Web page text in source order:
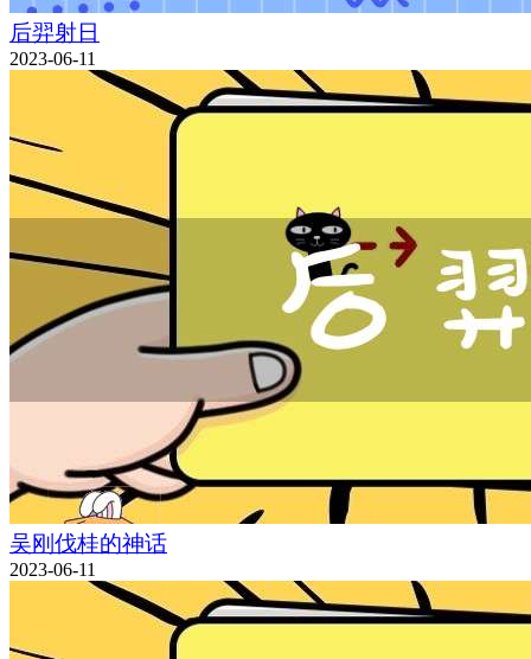
后羿射日
2023-06-11
吴刚伐桂的神话
2023-06-11